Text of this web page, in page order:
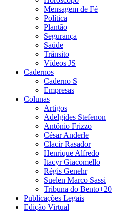
Mensagem de Fé
Política
Plantão
Segurança
Saúde
Trânsito
Vídeos JS
Cadernos
Caderno S
Empresas
Colunas
Artigos
Adelgides Stefenon
Antônio Frizzo
César Anderle
Clacir Rasador
Henrique Alfredo
Itacyr Giacomello
Régis Genehr
Suelen Marco Sassi
Tribuna do Bento+20
Publicações Legais
Edição Virtual